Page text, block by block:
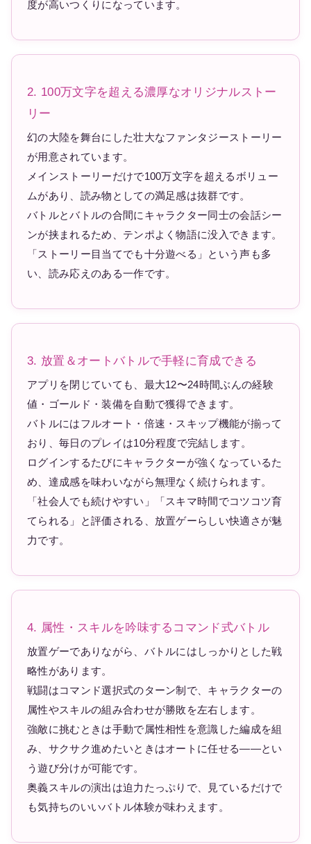
度が高いつくりになっています。
2. 100万文字を超える濃厚なオリジナルストー
リー
幻の大陸を舞台にした壮大なファンタジーストーリー
が用意されています。
メインストーリーだけで100万文字を超えるボリュー
ムがあり、読み物としての満足感は抜群です。
バトルとバトルの合間にキャラクター同士の会話シー
ンが挟まれるため、テンポよく物語に没入できます。
「ストーリー目当てでも十分遊べる」という声も多
い、読み応えのある一作です。
3. 放置＆オートバトルで手軽に育成できる
アプリを閉じていても、最大12〜24時間ぶんの経験
値・ゴールド・装備を自動で獲得できます。
バトルにはフルオート・倍速・スキップ機能が揃って
おり、毎日のプレイは10分程度で完結します。
ログインするたびにキャラクターが強くなっているた
め、達成感を味わいながら無理なく続けられます。
「社会人でも続けやすい」「スキマ時間でコツコツ育
てられる」と評価される、放置ゲーらしい快適さが魅
力です。
4. 属性・スキルを吟味するコマンド式バトル
放置ゲーでありながら、バトルにはしっかりとした戦
略性があります。
戦闘はコマンド選択式のターン制で、キャラクターの
属性やスキルの組み合わせが勝敗を左右します。
強敵に挑むときは手動で属性相性を意識した編成を組
み、サクサク進めたいときはオートに任せる——とい
う遊び分けが可能です。
奥義スキルの演出は迫力たっぷりで、見ているだけで
も気持ちのいいバトル体験が味わえます。